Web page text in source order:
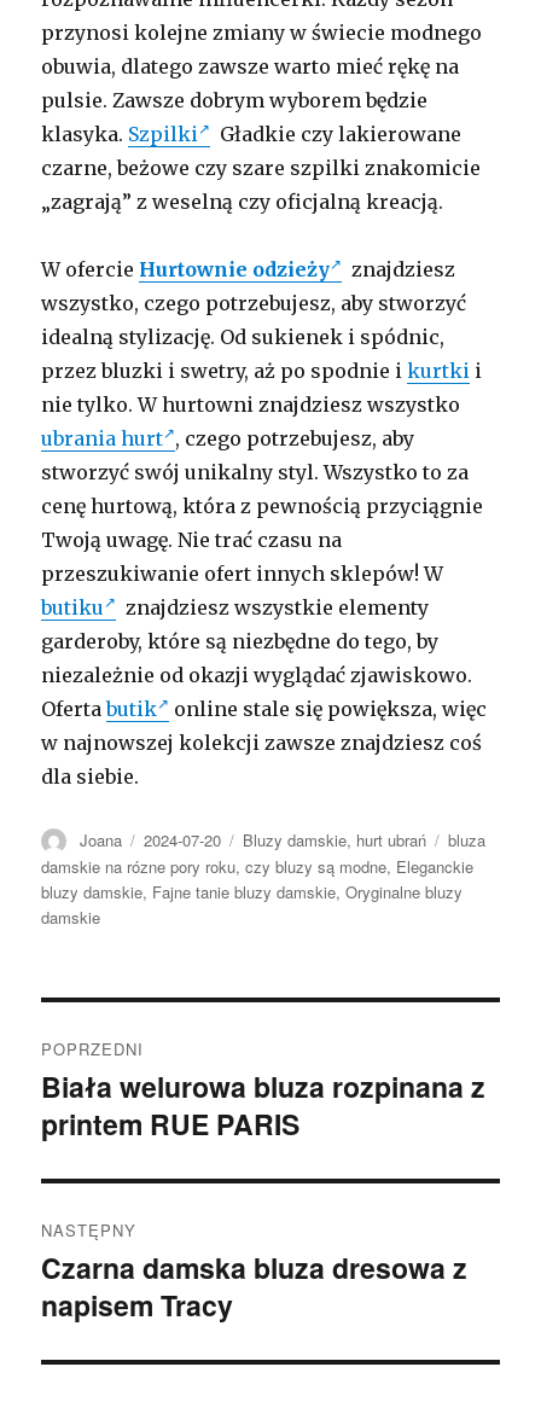
przynosi kolejne zmiany w świecie modnego
obuwia, dlatego zawsze warto mieć rękę na
pulsie. Zawsze dobrym wyborem będzie
klasyka. Szpilki
Gładkie czy lakierowane
czarne, beżowe czy szare szpilki znakomicie
„zagrają” z weselną czy oficjalną kreacją.
W ofercie Hurtownie odzieży
znajdziesz
wszystko, czego potrzebujesz, aby stworzyć
idealną stylizację. Od sukienek i spódnic,
przez bluzki i swetry, aż po spodnie ikurtki i
nie tylko. W hurtowni znajdziesz wszystko
ubrania hurt , czego potrzebujesz, aby
stworzyć swój unikalny styl. Wszystko to za
cenę hurtową, która z pewnością przyciągnie
Twoją uwagę. Nie trać czasu na
przeszukiwanie ofert innych sklepów! W
butiku
znajdziesz wszystkie elementy
garderoby, które są niezbędne do tego, by
niezależnie od okazji wyglądać zjawiskowo.
Ofertabutik
online stale się powiększa, więc
w najnowszej kolekcji zawsze znajdziesz coś
dla siebie.
Autor
Joana Opublikowano
2024-07-20 Kategorie
Bluzy damskie, hurt ubrań Tagi
bluza
damskie na rózne pory roku,czy bluzy są modne, Eleganckie
bluzy damskie, Fajne tanie bluzy damskie,Oryginalne bluzy
damskie
wpisu
POPRZEDNI
Poprzedni
wpis:
Biała welurowa bluza rozpinana z
printem RUE PARIS
NASTĘPNY
Następny
wpis:
Czarna damska bluza dresowa z
napisem Tracy